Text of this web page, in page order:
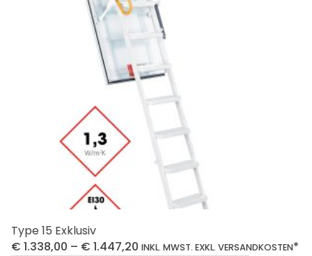
Optionen
können
auf
der
Produktseite
gewählt
Type 15 Exklusiv
€ 1.338,00 – € 1.447,20 INKL. MWST. EXKL. VERSANDKOSTEN*